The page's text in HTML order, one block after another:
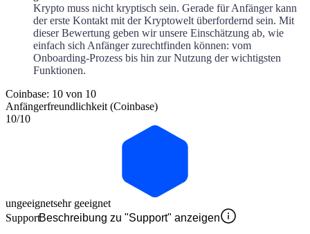
Krypto muss nicht kryptisch sein. Gerade für Anfänger kann
der erste Kontakt mit der Kryptowelt überfordernd sein. Mit
dieser Bewertung geben wir unsere Einschätzung ab, wie
einfach sich Anfänger zurechtfinden können: vom
Onboarding-Prozess bis hin zur Nutzung der wichtigsten
Funktionen.
Coinbase: 10 von 10
Anfängerfreundlichkeit (Coinbase)
10/10
ungeeignetsehr geeignet
SupportBeschreibung zu "Support" anzeigen